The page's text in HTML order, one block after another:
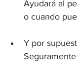
Ayudará al
o cuando
Y por